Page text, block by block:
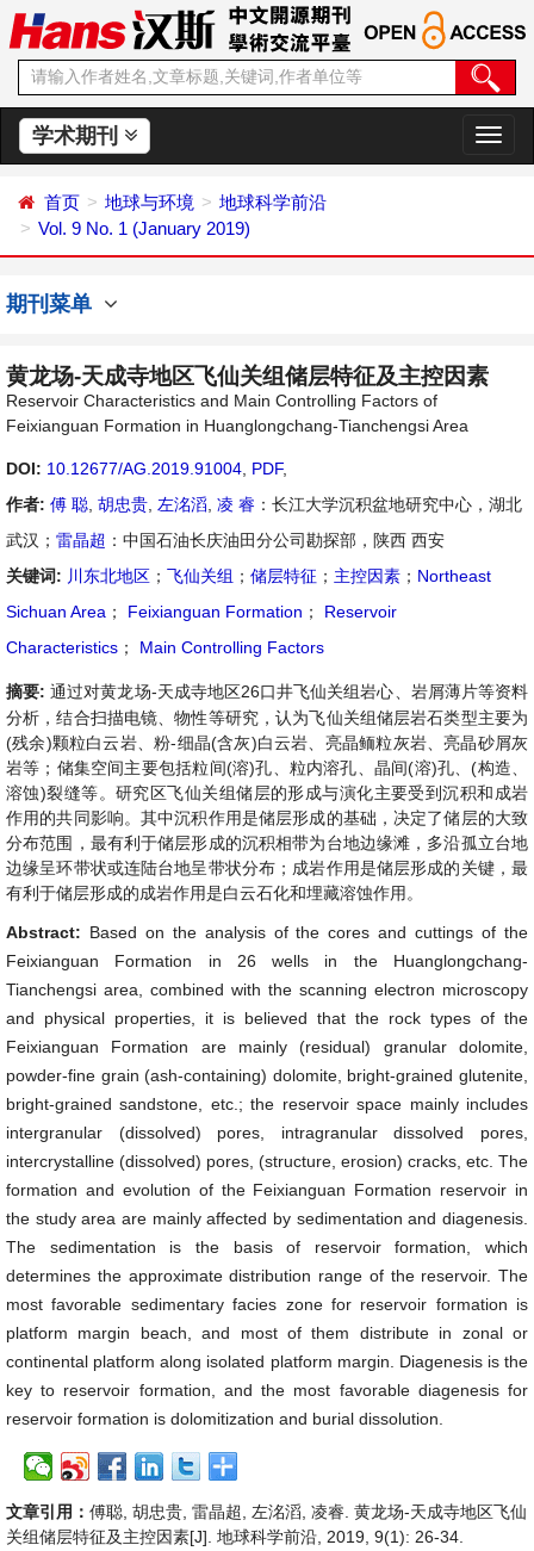
学术期刊
切
换
首页 地球与环境
地球科学前沿
Vol. 9 No. 1 (January 2019)
期刊菜单
黄龙场-天成寺地区飞仙关组储层特征及主控因素
Reservoir Characteristics and Main Controlling Factors of
Feixianguan Formation in Huanglongchang-Tianchengsi Area
DOI: 10.12677/AG.2019.91004 PDF,
作者: 傅 聪 胡忠贵 左洺滔 凌 睿 ：长江大学沉积盆地研究中心，湖北
武汉； 雷晶超 ：中国石油长庆油田分公司勘探部，陕西 西安
关键词: 川东北地区 ； 飞仙关组 ； 储层特征 ； 主控因素 ； Northeast
Sichuan Area ； Feixianguan Formation ；
Reservoir
Characteristics ； Main Controlling Factors
摘要:通过对黄龙场-天成寺地区26口井飞仙关组岩心、岩屑薄片等资料
分析，结合扫描电镜、物性等研究，认为飞仙关组储层岩石类型主要为
(残余)颗粒白云岩、粉-细晶(含灰)白云岩、亮晶鲕粒灰岩、亮晶砂屑灰
岩等；储集空间主要包括粒间(溶)孔、粒内溶孔、晶间(溶)孔、(构造、
溶蚀)裂缝等。研究区飞仙关组储层的形成与演化主要受到沉积和成岩
作用的共同影响。其中沉积作用是储层形成的基础，决定了储层的大致
分布范围，最有利于储层形成的沉积相带为台地边缘滩，多沿孤立台地
边缘呈环带状或连陆台地呈带状分布；成岩作用是储层形成的关键，最
有利于储层形成的成岩作用是白云石化和埋藏溶蚀作用。
Abstract: Based on the analysis of the cores and cuttings of the
Feixianguan Formation in 26 wells in the Huanglongchang-
Tianchengsi area, combined with the scanning electron microscopy
and physical properties, it is believed that the rock types of the
Feixianguan Formation are mainly (residual) granular dolomite,
powder-fine grain (ash-containing) dolomite, bright-grained glutenite,
bright-grained sandstone, etc.; the reservoir space mainly includes
intergranular (dissolved) pores, intragranular dissolved pores,
intercrystalline (dissolved) pores, (structure, erosion) cracks, etc. The
formation and evolution of the Feixianguan Formation reservoir in
the study area are mainly affected by sedimentation and diagenesis.
The sedimentation is the basis of reservoir formation, which
determines the approximate distribution range of the reservoir. The
most favorable sedimentary facies zone for reservoir formation is
platform margin beach, and most of them distribute in zonal or
continental platform along isolated platform margin. Diagenesis is the
key to reservoir formation, and the most favorable diagenesis for
reservoir formation is dolomitization and burial dissolution.
文章引用： 傅聪, 胡忠贵, 雷晶超, 左洺滔, 凌睿. 黄龙场-天成寺地区飞仙
关组储层特征及主控因素[J]. 地球科学前沿, 2019, 9(1): 26-34.